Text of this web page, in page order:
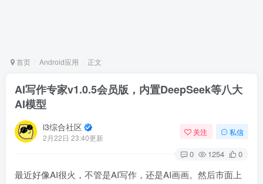
首页 Android应用 正文
AI写作专家v1.0.5会员版，内置DeepSeek等八大
AI模型
i3综合社区
2月22日 23:40更新
关注 私信
0 1254 0
最近好像AI很火，不管是AI写作，还是AI画画。然后市面上